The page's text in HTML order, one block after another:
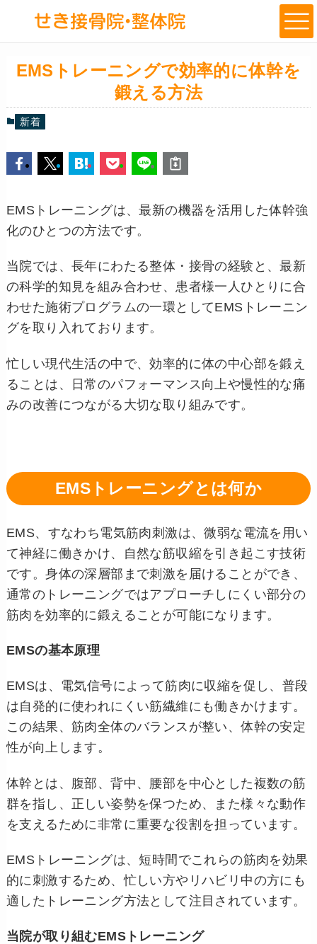
EMSトレーニングで効率的に体幹を
鍛える方法
新着
EMSトレーニングは、最新の機器を活用した体幹強
化のひとつの方法です。
当院では、長年にわたる整体・接骨の経験と、最新
の科学的知見を組み合わせ、患者様一人ひとりに合
わせた施術プログラムの一環としてEMSトレーニン
グを取り入れております。
忙しい現代生活の中で、効率的に体の中心部を鍛え
ることは、日常のパフォーマンス向上や慢性的な痛
みの改善につながる大切な取り組みです。
EMSトレーニングとは何か
EMS、すなわち電気筋肉刺激は、微弱な電流を用い
て神経に働きかけ、自然な筋収縮を引き起こす技術
です。身体の深層部まで刺激を届けることができ、
通常のトレーニングではアプローチしにくい部分の
筋肉を効率的に鍛えることが可能になります。
EMSの基本原理
EMSは、電気信号によって筋肉に収縮を促し、普段
は自発的に使われにくい筋繊維にも働きかけます。
この結果、筋肉全体のバランスが整い、体幹の安定
性が向上します。
体幹とは、腹部、背中、腰部を中心とした複数の筋
群を指し、正しい姿勢を保つため、また様々な動作
を支えるために非常に重要な役割を担っています。
EMSトレーニングは、短時間でこれらの筋肉を効果
的に刺激するため、忙しい方やリハビリ中の方にも
適したトレーニング方法として注目されています。
当院が取り組むEMSトレーニング